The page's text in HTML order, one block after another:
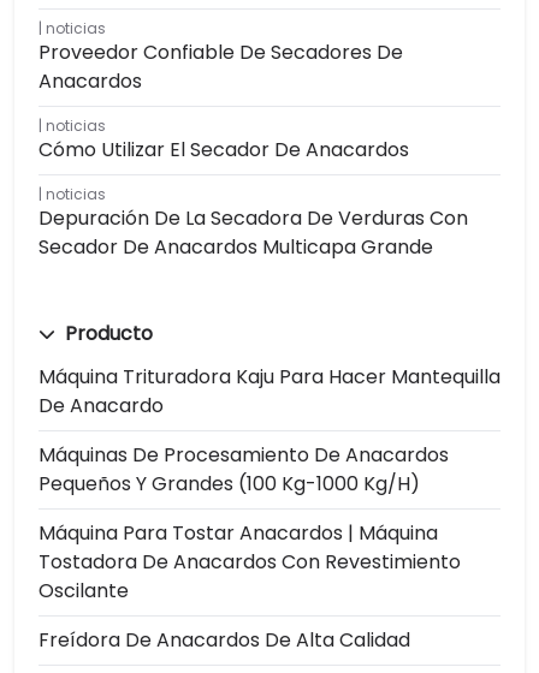
noticias
Proveedor Confiable De Secadores De
Anacardos
noticias
Cómo Utilizar El Secador De Anacardos
noticias
Depuración De La Secadora De Verduras Con
Secador De Anacardos Multicapa Grande
Producto
Máquina Trituradora Kaju Para Hacer Mantequilla
De Anacardo
Máquinas De Procesamiento De Anacardos
Pequeños Y Grandes (100 Kg-1000 Kg/h)
Máquina Para Tostar Anacardos | Máquina
Tostadora De Anacardos Con Revestimiento
Oscilante
Freídora De Anacardos De Alta Calidad